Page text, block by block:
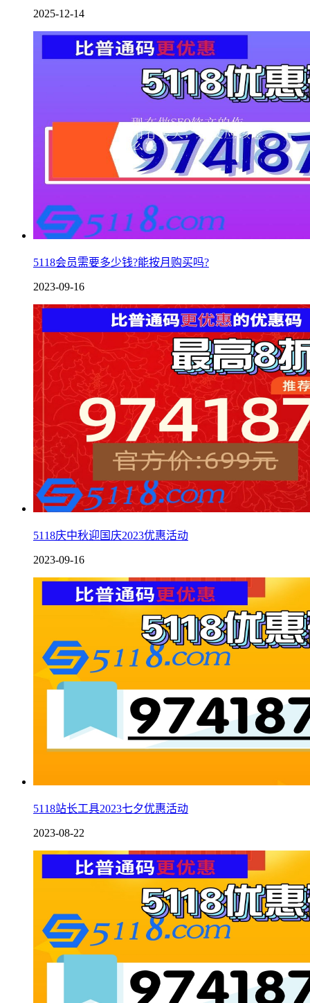
2025-12-14
5118会员需要多少钱?能按月购买吗?
2023-09-16
5118庆中秋迎国庆2023优惠活动
2023-09-16
5118站长工具2023七夕优惠活动
2023-08-22